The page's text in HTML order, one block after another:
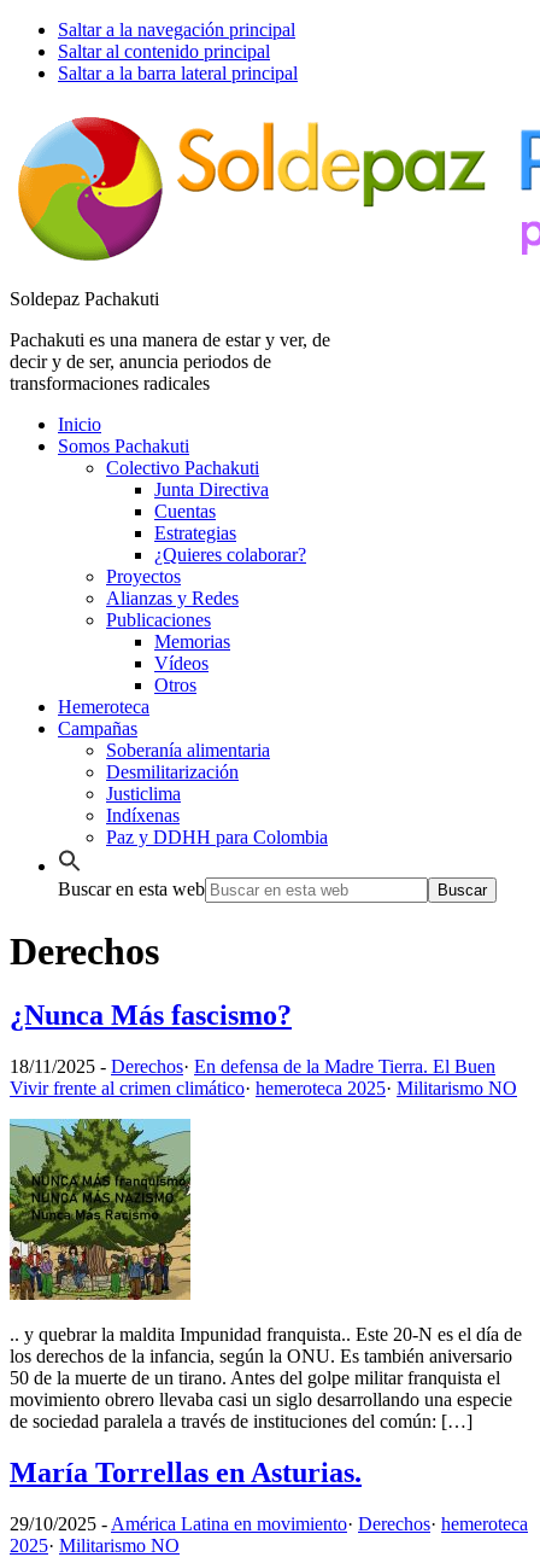
Saltar a la navegación principal
Saltar al contenido principal
Saltar a la barra lateral principal
Soldepaz Pachakuti
Pachakuti es una manera de estar y ver, de
decir y de ser, anuncia periodos de
transformaciones radicales
Inicio
Somos Pachakuti
Colectivo Pachakuti
Junta Directiva
Cuentas
Estrategias
¿Quieres colaborar?
Proyectos
Alianzas y Redes
Publicaciones
Memorias
Vídeos
Otros
Hemeroteca
Campañas
Soberanía alimentaria
Desmilitarización
Justiclima
Indíxenas
Paz y DDHH para Colombia
Buscar en esta web
Derechos
¿Nunca Más fascismo?
18/11/2025 - Derechos· En defensa de la Madre Tierra. El Buen
Vivir frente al crimen climático· hemeroteca 2025· Militarismo NO
.. y quebrar la maldita Impunidad franquista.. Este 20-N es el día de
los derechos de la infancia, según la ONU. Es también aniversario
50 de la muerte de un tirano. Antes del golpe militar franquista el
movimiento obrero llevaba casi un siglo desarrollando una especie
de sociedad paralela a través de instituciones del común: […]
María Torrellas en Asturias.
29/10/2025 - América Latina en movimiento· Derechos· hemeroteca
2025· Militarismo NO